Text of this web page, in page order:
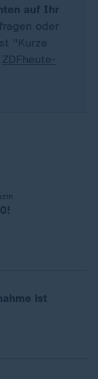
auf Ihr
oder
"Kurze
ZDFheute-
ist